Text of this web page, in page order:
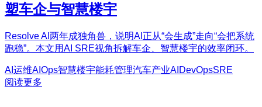
塑车企与智慧楼宇
Resolve AI两年成独角兽，说明AI正从“会生成”走向“会把系统
跑稳”。本文用AI SRE视角拆解车企、智慧楼宇的效率闭环。
AI运维AIOps智慧楼宇能耗管理汽车产业AI DevOpsSRE
阅读更多